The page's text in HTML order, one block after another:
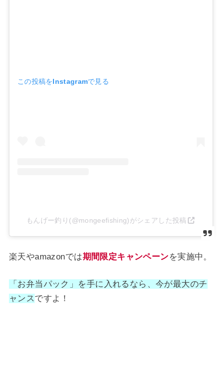
この投稿をInstagramで見る
もんげー釣り(@mongeefishing)がシェアした投稿
楽天やamazonでは期間限定キャンペーンを実施中。
「お弁当パック」 を手に入れるなら、今が最大のチ
ャンスですよ！